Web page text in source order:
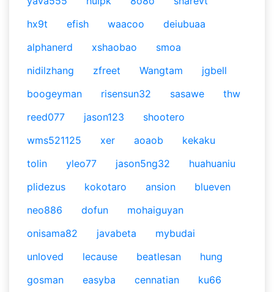
hx9t
efish waacoo
deiubuaa
alphanerd
xshaobao
smoa
nidilzhang
zfreet Wangtam
jgbell
boogeyman
risensun32 sasawe
thw
reed077
jason123
shootero
wms521125
xer aoaob
kekaku
tolin
yleo77 jason5ng32
huahuaniu
plidezus
kokotaro ansion
blueven
neo886
dofun
mohaiguyan
onisama82
javabeta
mybudai
unloved
lecause beatlesan
hung
gosman
easyba cennatian ku66